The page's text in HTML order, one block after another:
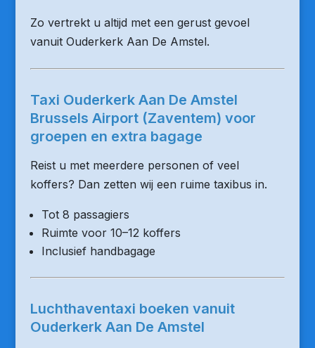
Zo vertrekt u altijd met een gerust gevoel
vanuit Ouderkerk Aan De Amstel.
Taxi Ouderkerk Aan De Amstel
Brussels Airport (Zaventem) voor
groepen en extra bagage
Reist u met meerdere personen of veel
koffers? Dan zetten wij een ruime taxibus in.
Tot 8 passagiers
Ruimte voor 10–12 koffers
Inclusief handbagage
Luchthaventaxi boeken vanuit
Ouderkerk Aan De Amstel